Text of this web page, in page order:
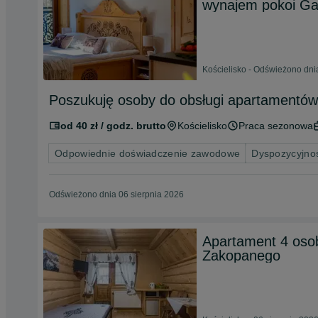
wynajem pokoi
Kościelisko - Odświeżono
Poszukuję osoby do obsługi apartamentów
od 40 zł / godz. brutto Kościelisko Praca sezonowa
Odpowiednie doświadczenie zawodowe
Odświeżono dnia 06 sierpnia 2026
Apartament 4
Zakopanego